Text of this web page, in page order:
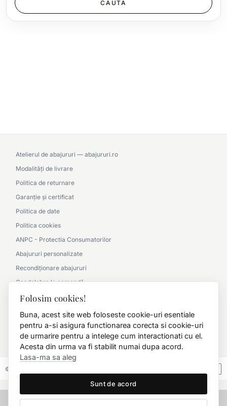
Atelierul de abajururi — abajururi.ro
Modalități de livrare
Politica de returnare
Garanție și certificat
Politica de date
Politica cookies
ANPC - Protectia Consumatorilor
Abajururi personalizate
Recondiționare abajururi
Candelabre la comandă
Parteneriat cu arhitecții
Album lucrări office
Album lucrări clasic
0790 360 000
© 2026 FD.Stil International Art.
Folosim cookies!
Buna, acest site web foloseste cookie-uri esentiale
pentru a-si asigura functionarea corecta si cookie-uri
de urmarire pentru a intelege cum interactionati cu el.
Acesta din urma va fi stabilit numai dupa acord.
Lasa-ma sa aleg
Sunt de acord